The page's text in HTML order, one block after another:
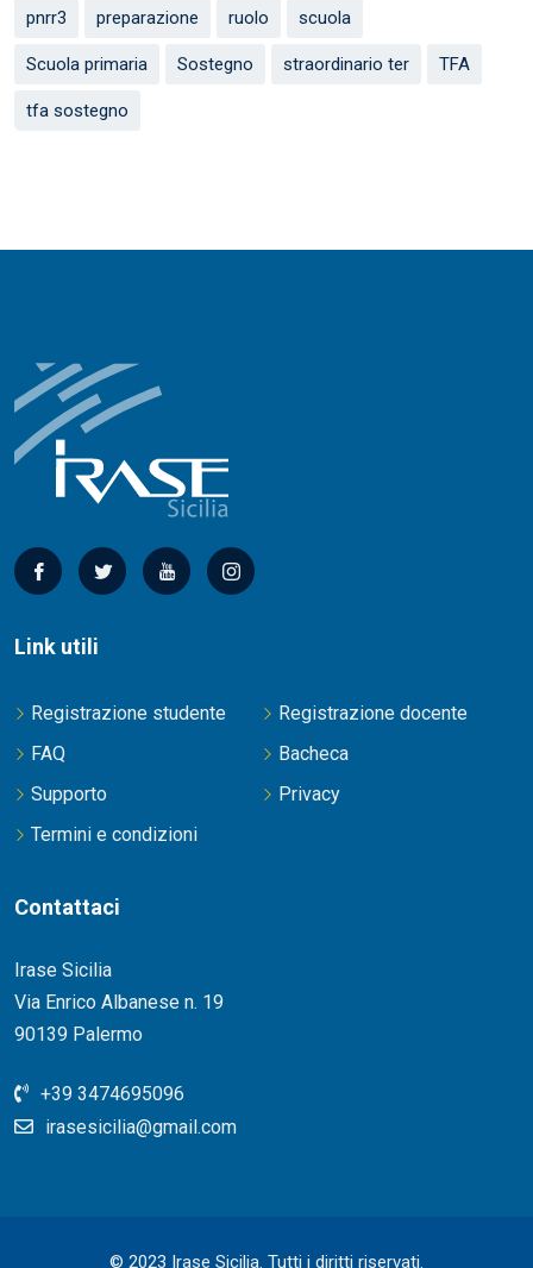
pnrr3 preparazione ruolo scuola
Scuola primaria Sostegno straordinario ter TFA
tfa sostegno
Link utili
Registrazione studente
Registrazione docente
FAQ
Bacheca
Supporto
Privacy
Termini e condizioni
Contattaci
Irase Sicilia
Via Enrico Albanese n. 19
90139 Palermo
+39 3474695096
irasesicilia@gmail.com
© 2023 Irase Sicilia. Tutti i diritti riservati.